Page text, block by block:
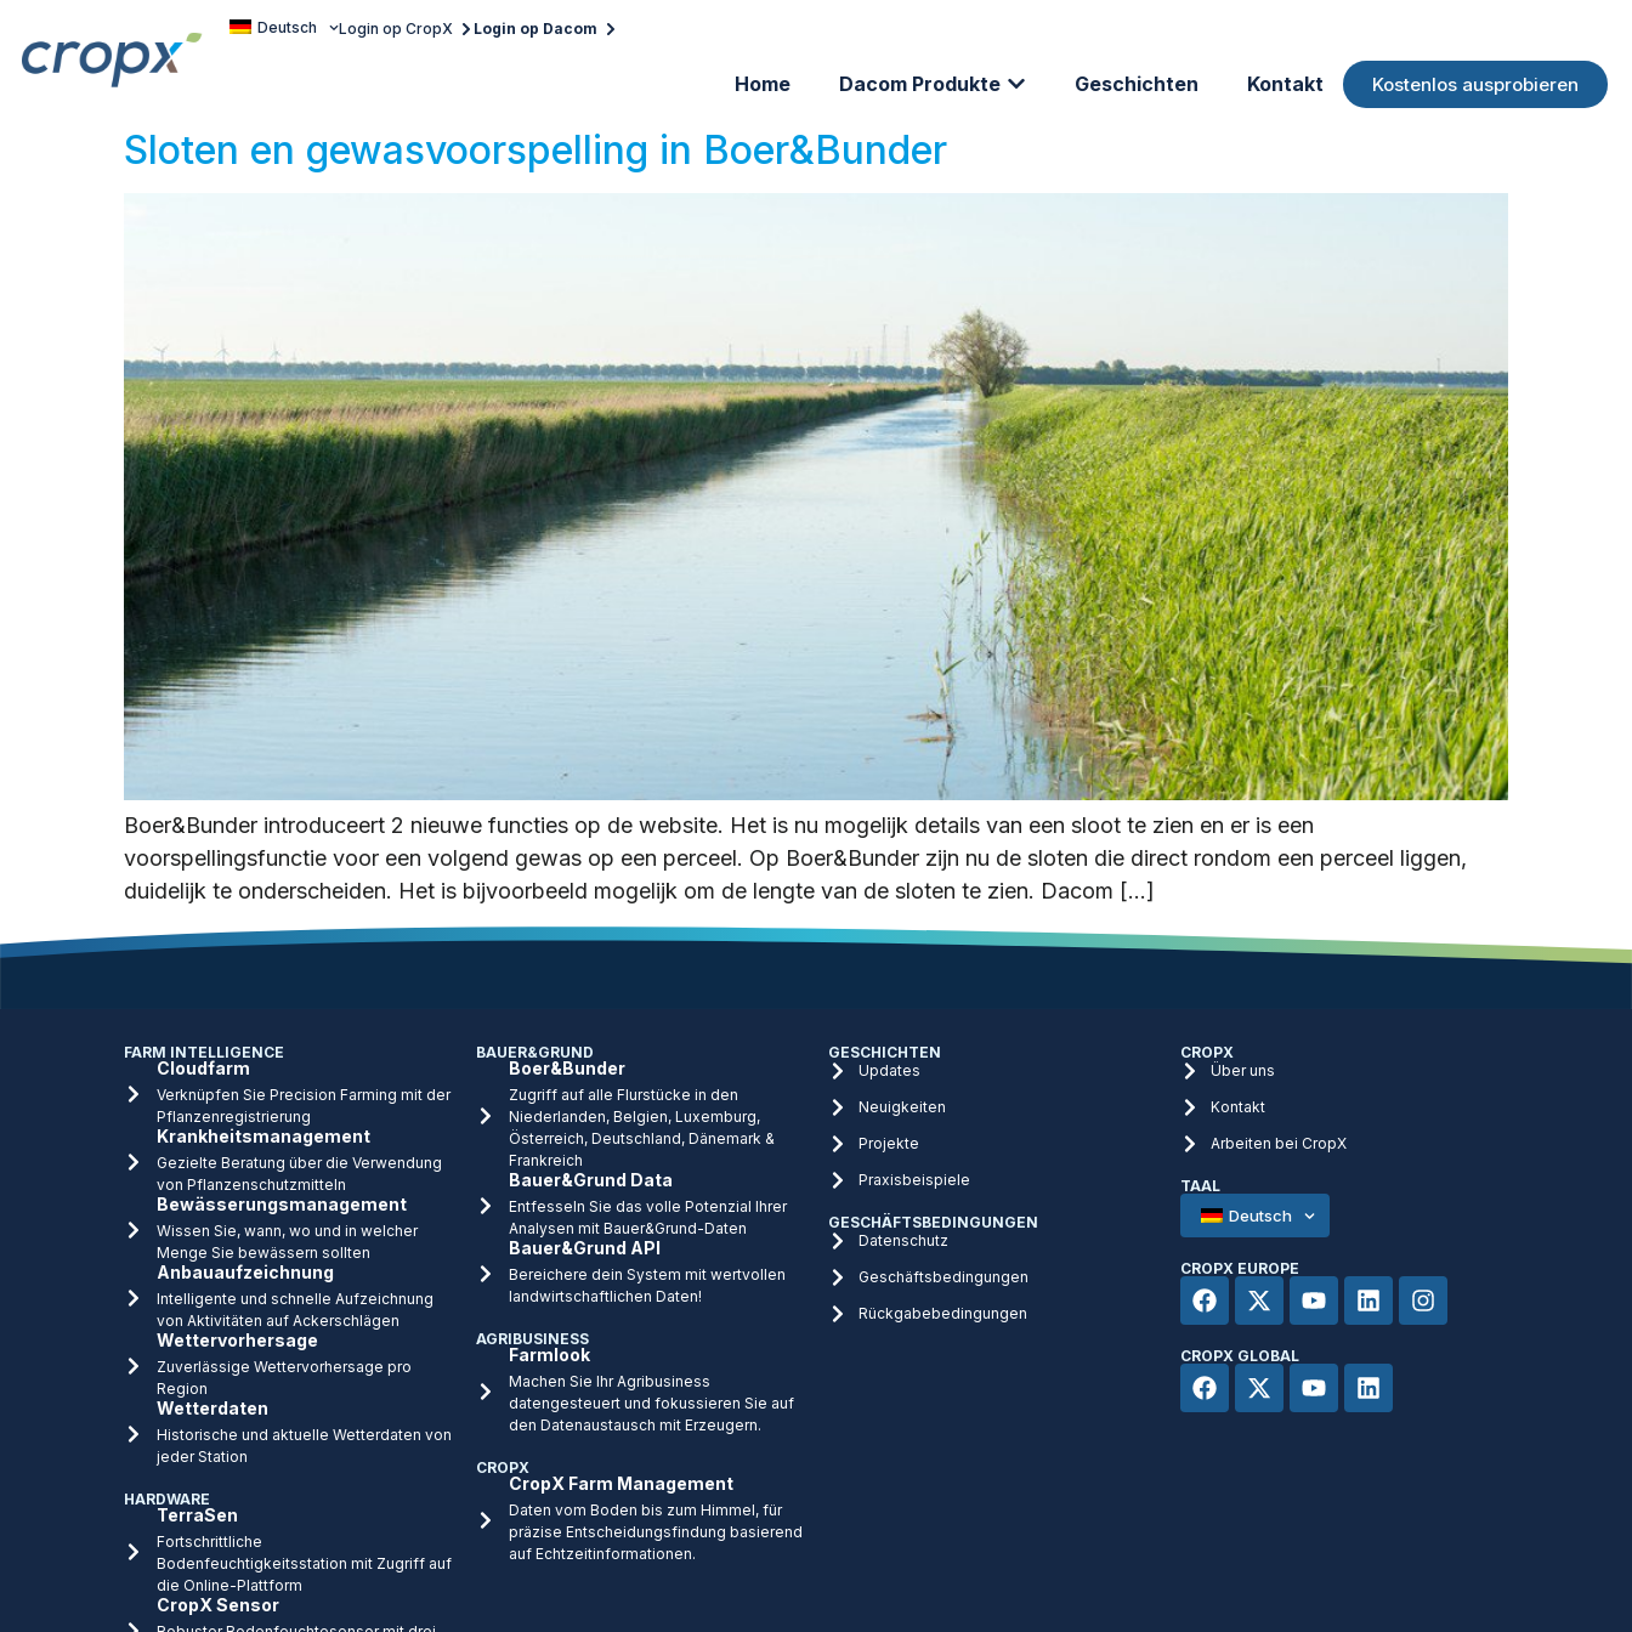
Deutsch Login op CropX Login op Dacom
Home Dacom Produkte Geschichten Kontakt Kostenlos ausprobieren
Sloten en gewasvoorspelling in Boer&Bunder
Boer&Bunder introduceert 2 nieuwe functies op de website. Het is nu mogelijk details van een sloot te zien en er is een
voorspellingsfunctie voor een volgend gewas op een perceel. Op Boer&Bunder zijn nu de sloten die direct rondom een perceel liggen,
duidelijk te onderscheiden. Het is bijvoorbeeld mogelijk om de lengte van de sloten te zien. Dacom […]
FARM INTELLIGENCE
Cloudfarm
Verknüpfen Sie Precision Farming mit der
Pflanzenregistrierung
Krankheitsmanagement
Gezielte Beratung über die Verwendung
von Pflanzenschutzmitteln
Bewässerungsmanagement
Wissen Sie, wann, wo und in welcher
Menge Sie bewässern sollten
Anbauaufzeichnung
Intelligente und schnelle Aufzeichnung
von Aktivitäten auf Ackerschlägen
Wettervorhersage
Zuverlässige Wettervorhersage pro
Region
Wetterdaten
Historische und aktuelle Wetterdaten von
jeder Station
HARDWARE
TerraSen
Fortschrittliche
Bodenfeuchtigkeitsstation mit Zugriff auf
die Online-Plattform
CropX Sensor
BAUER&GRUND
Boer&Bunder
Zugriff auf alle Flurstücke in den
Niederlanden, Belgien, Luxemburg,
Österreich, Deutschland, Dänemark &
Frankreich
Bauer&Grund Data
Entfesseln Sie das volle Potenzial Ihrer
Analysen mit Bauer&Grund-Daten
Bauer&Grund API
Bereichere dein System mit wertvollen
landwirtschaftlichen Daten!
AGRIBUSINESS
Farmlook
Machen Sie Ihr Agribusiness
datengesteuert und fokussieren Sie auf
den Datenaustausch mit Erzeugern.
CROPX
CropX Farm Management
Daten vom Boden bis zum Himmel, für
präzise Entscheidungsfindung basierend
auf Echtzeitinformationen.
GESCHICHTEN
Updates
Neuigkeiten
Projekte
Praxisbeispiele
GESCHÄFTSBEDINGUNGEN
Datenschutz
Geschäftsbedingungen
Rückgabebedingungen
CROPX
Über uns
Kontakt
Arbeiten bei CropX
TAAL
Deutsch
CROPX EUROPE
CROPX GLOBAL